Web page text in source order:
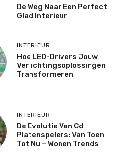
De Weg Naar Een Perfect
Glad Interieur
INTERIEUR
Hoe LED-Drivers Jouw
Verlichtingsoplossingen
Transformeren
INTERIEUR
De Evolutie Van Cd-
Platenspelers: Van Toen
Tot Nu – Wonen Trends